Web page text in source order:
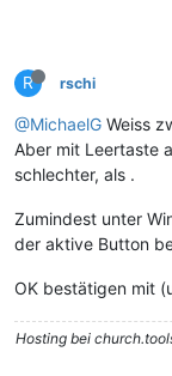
R rschi
@MichaelG Weiss
Aber mit Leertaste
schlechter, als .
Zumindest unter
der aktive Button
OK bestätigen mit
Hosting bei